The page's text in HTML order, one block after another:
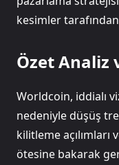
kesimler
Özet Analiz
Worldcoin, iddialı
nedeniyle düşüş
kilitleme açılımları
ötesine bakarak